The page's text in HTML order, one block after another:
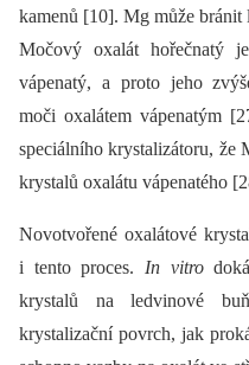
kamenů [10]. Mg může bránit
Močový oxalát hořečnatý
vápenatý, a proto jeho
moči oxalátem vápenatým
speciálního krystalizátoru, že
krystalů oxalátu vápenatého
Novotvořené oxalátové
i tento proces. In vitro
krystalů na ledvinové
krystalizační povrch, jak